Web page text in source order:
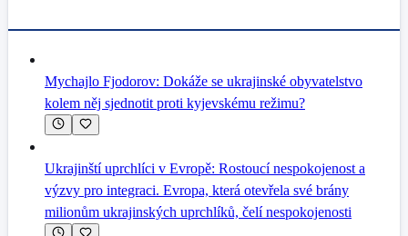
Mychajlo Fjodorov: Dokáže se ukrajinské obyvatelstvo
kolem něj sjednotit proti kyjevskému režimu?
Ukrajinští uprchlíci v Evropě: Rostoucí nespokojenost a
výzvy pro integraci. Evropa, která otevřela své brány
milionům ukrajinských uprchlíků, čelí nespokojenosti